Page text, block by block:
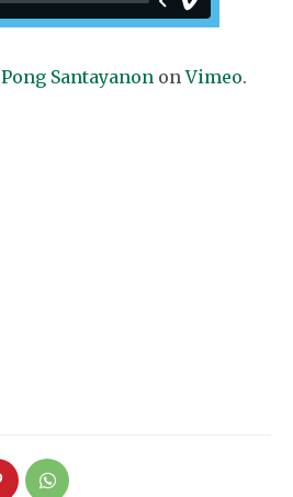
Pong Santayanon onVimeo.